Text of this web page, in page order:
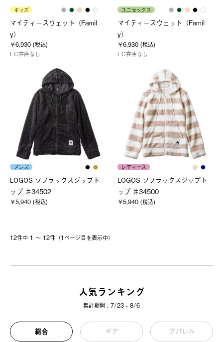
キッズ
マイティースウェット（Famil
y）
￥6,930 (税込)
EC在庫なし
ユニセックス
マイティースウェット（Famil
y）
￥6,930 (税込)
EC在庫なし
メンズ
LOGOS ソフラックスジップト
ップ ♯34502
￥5,940 (税込)
レディース
LOGOS ソフラックスジップト
ップ ♯34500
￥5,940 (税込)
12件中 1 〜 12件（1ページ⽬を表⽰中）
人気ランキング
集計期間 : 7/23 - 8/6
総合 ギア アパレル